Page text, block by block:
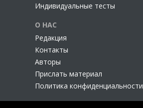
Индивидуальные тесты
О НАС
Редакция
Контакты
Авторы
Прислать материал
Политика конфиденциальности